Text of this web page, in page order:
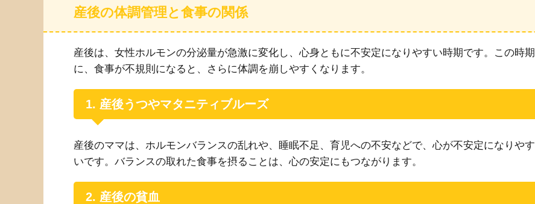
産後の体調管理と食事の関係
産後は、女性ホルモンの分泌量が急激に変化し、心身ともに不安定になりやすい時期です。この時期
に、食事が不規則になると、さらに体調を崩しやすくなります。
1. 産後うつやマタニティブルーズ
産後のママは、ホルモンバランスの乱れや、睡眠不足、育児への不安などで、心が不安定になりやす
いです。バランスの取れた食事を摂ることは、心の安定にもつながります。
2. 産後の貧血